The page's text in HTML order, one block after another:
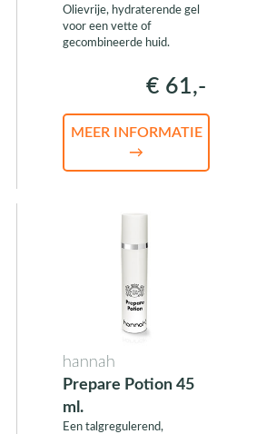
Olievrije, hydraterende gel
voor een vette of
gecombineerde huid.
€ 61,-
MEER INFORMATIE
→
hannah
Prepare Potion 45
ml.
Een talgregulerend,